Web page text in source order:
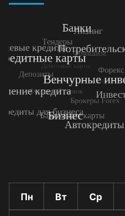
Пн Вт Ср